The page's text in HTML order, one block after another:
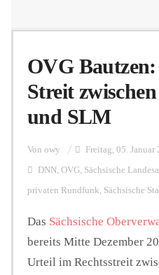
OVG
Streit
und SLM
Von owy Freitag, 05. Januar
DNN, OVG, Sächsische
privaten Rundfunk, Sächsische
Das Sächsische
bereits Mitte Dezember
Urteil im Rechtsstreit